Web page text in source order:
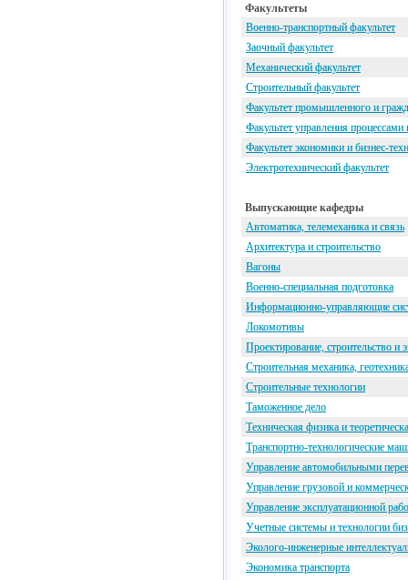
Факультеты
Военно-транспортный факультет
Заочный факультет
Механический факультет
Строительный факультет
Факультет промышленного и
Факультет управления процессами
Факультет экономики и бизнес-
Электротехнический факультет
Выпускающие кафедры
Автоматика, телемеханика и связь
Архитектура и строительство
Вагоны
Военно-специальная подготовка
Информационно-управляющие
Локомотивы
Проектирование, строительство и
Строительная механика,
Строительные технологии
Таможенное дело
Техническая физика и
Транспортно-технологические
Управление автомобильными
Управление грузовой и
Управление эксплуатационной
Учетные системы и технологии
Эколого-инженерные
Экономика транспорта